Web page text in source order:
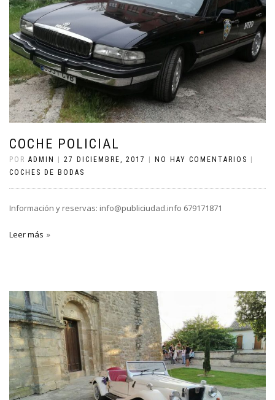
COCHE POLICIAL
POR ADMIN | 27 DICIEMBRE, 2017 | NO HAY COMENTARIOS |
COCHES DE BODAS
Información y reservas: info@publiciudad.info 679171871
Leer más